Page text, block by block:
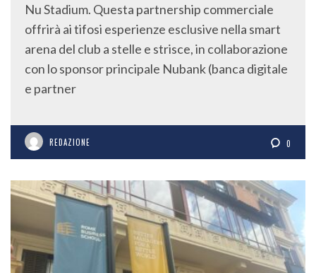
Nu Stadium. Questa partnership commerciale
offrirà ai tifosi esperienze esclusive nella smart
arena del club a stelle e strisce, in collaborazione
con lo sponsor principale Nubank (banca digitale
e partner
REDAZIONE 0